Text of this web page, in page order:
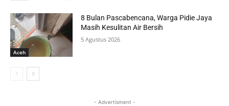
Aceh
8 Bulan Pascabencana, Warga Pidie Jaya
Masih Kesulitan Air Bersih
5 Agustus 2026
- Advertisment -